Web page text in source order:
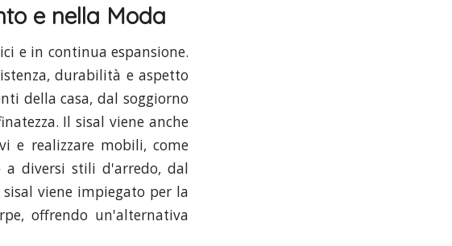
e nella Moda
e in continua espansione.
durabilità e aspetto
della casa, dal soggiorno
Il sisal viene anche
e realizzare mobili, come
diversi stili d'arredo, dal
viene impiegato per la
offrendo un'alternativa